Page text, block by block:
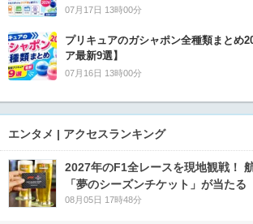
07月17日 13時00分
プリキュアのガシャポン全種類まとめ
ア最新9選】
07月16日 13時00分
エンタメ | アクセスランキング
2027年のF1全レースを現地観戦！
「夢のシーズンチケット」が当たる
08月05日 17時48分